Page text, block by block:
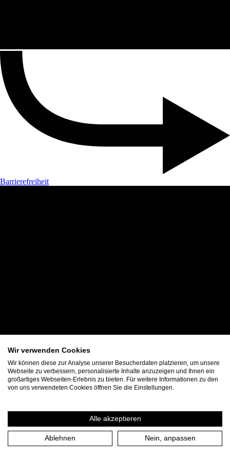
Barrierefreiheit
Wir verwenden Cookies
Wir können diese zur Analyse unserer Besucherdaten platzieren, um unsere
Webseite zu verbessern, personalisierte Inhalte anzuzeigen und Ihnen ein
großartiges Webseiten-Erlebnis zu bieten. Für weitere Informationen zu den
von uns verwendeten Cookies öffnen Sie die Einstellungen.
Alle akzeptieren
Ablehnen Nein, anpassen